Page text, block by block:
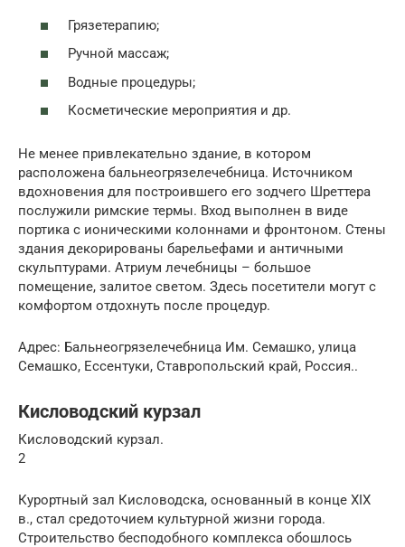
Грязетерапию;
Ручной массаж;
Водные процедуры;
Косметические мероприятия и др.
Не менее привлекательно здание, в котором
расположена бальнеогрязелечебница. Источником
вдохновения для построившего его зодчего Шреттера
послужили римские термы. Вход выполнен в виде
портика с ионическими колоннами и фронтоном. Стены
здания декорированы барельефами и античными
скульптурами. Атриум лечебницы – большое
помещение, залитое светом. Здесь посетители могут с
комфортом отдохнуть после процедур.
Адрес: Бальнеогрязелечебница Им. Семашко, улица
Семашко, Ессентуки, Ставропольский край, Россия..
Кисловодский курзал
Кисловодский курзал.
2
Курортный зал Кисловодска, основанный в конце XIX
в., стал средоточием культурной жизни города.
Строительство бесподобного комплекса обошлось